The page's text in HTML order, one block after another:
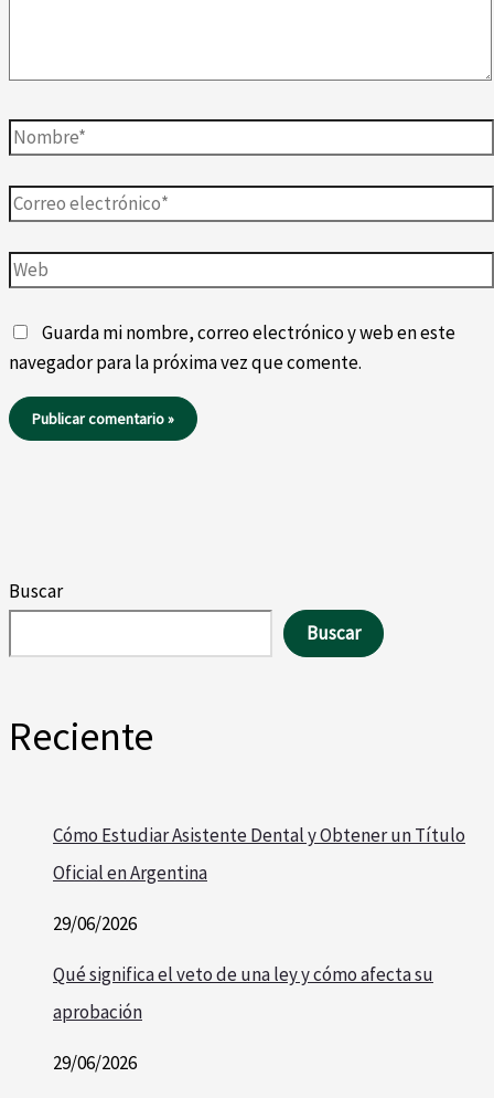
Nombre*
Correo
electrónico*
Web
Guarda mi nombre, correo electrónico y web en este
navegador para la próxima vez que comente.
Buscar
Buscar
Reciente
Cómo Estudiar Asistente Dental y Obtener un Título
Oficial en Argentina
29/06/2026
Qué significa el veto de una ley y cómo afecta su
aprobación
29/06/2026